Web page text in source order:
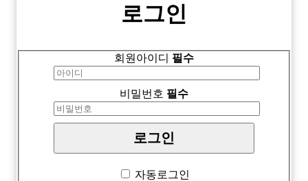
로그인
회원아이디 필수
비밀번호 필수
자동로그인